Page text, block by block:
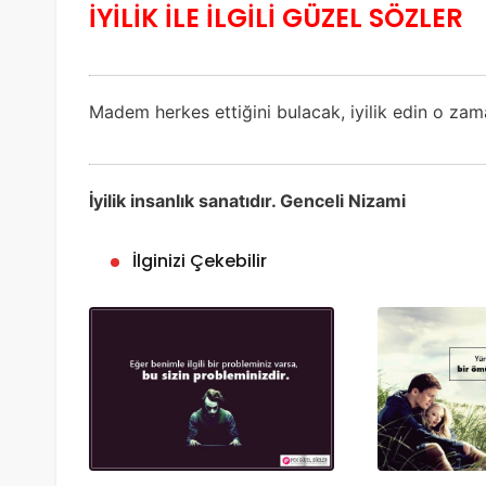
İYİLİK İLE İLGİLİ GÜZEL SÖZLER
Madem herkes ettiğini bulacak, iyilik edin o
İyilik insanlık sanatıdır. Genceli Nizami
İlginizi Çekebilir